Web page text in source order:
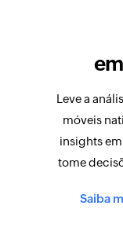
Leve a
móveis
insights
tome
Saiba